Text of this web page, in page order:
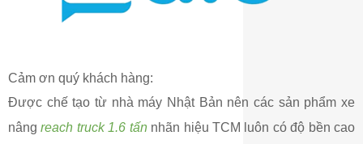
Cảm ơn quý khách hàng:
Được chế tạo từ nhà máy Nhật Bản nên các sản phẩm xe
nângreach truck 1.6 tấnnhãn hiệu TCM luôn có độ bền cao